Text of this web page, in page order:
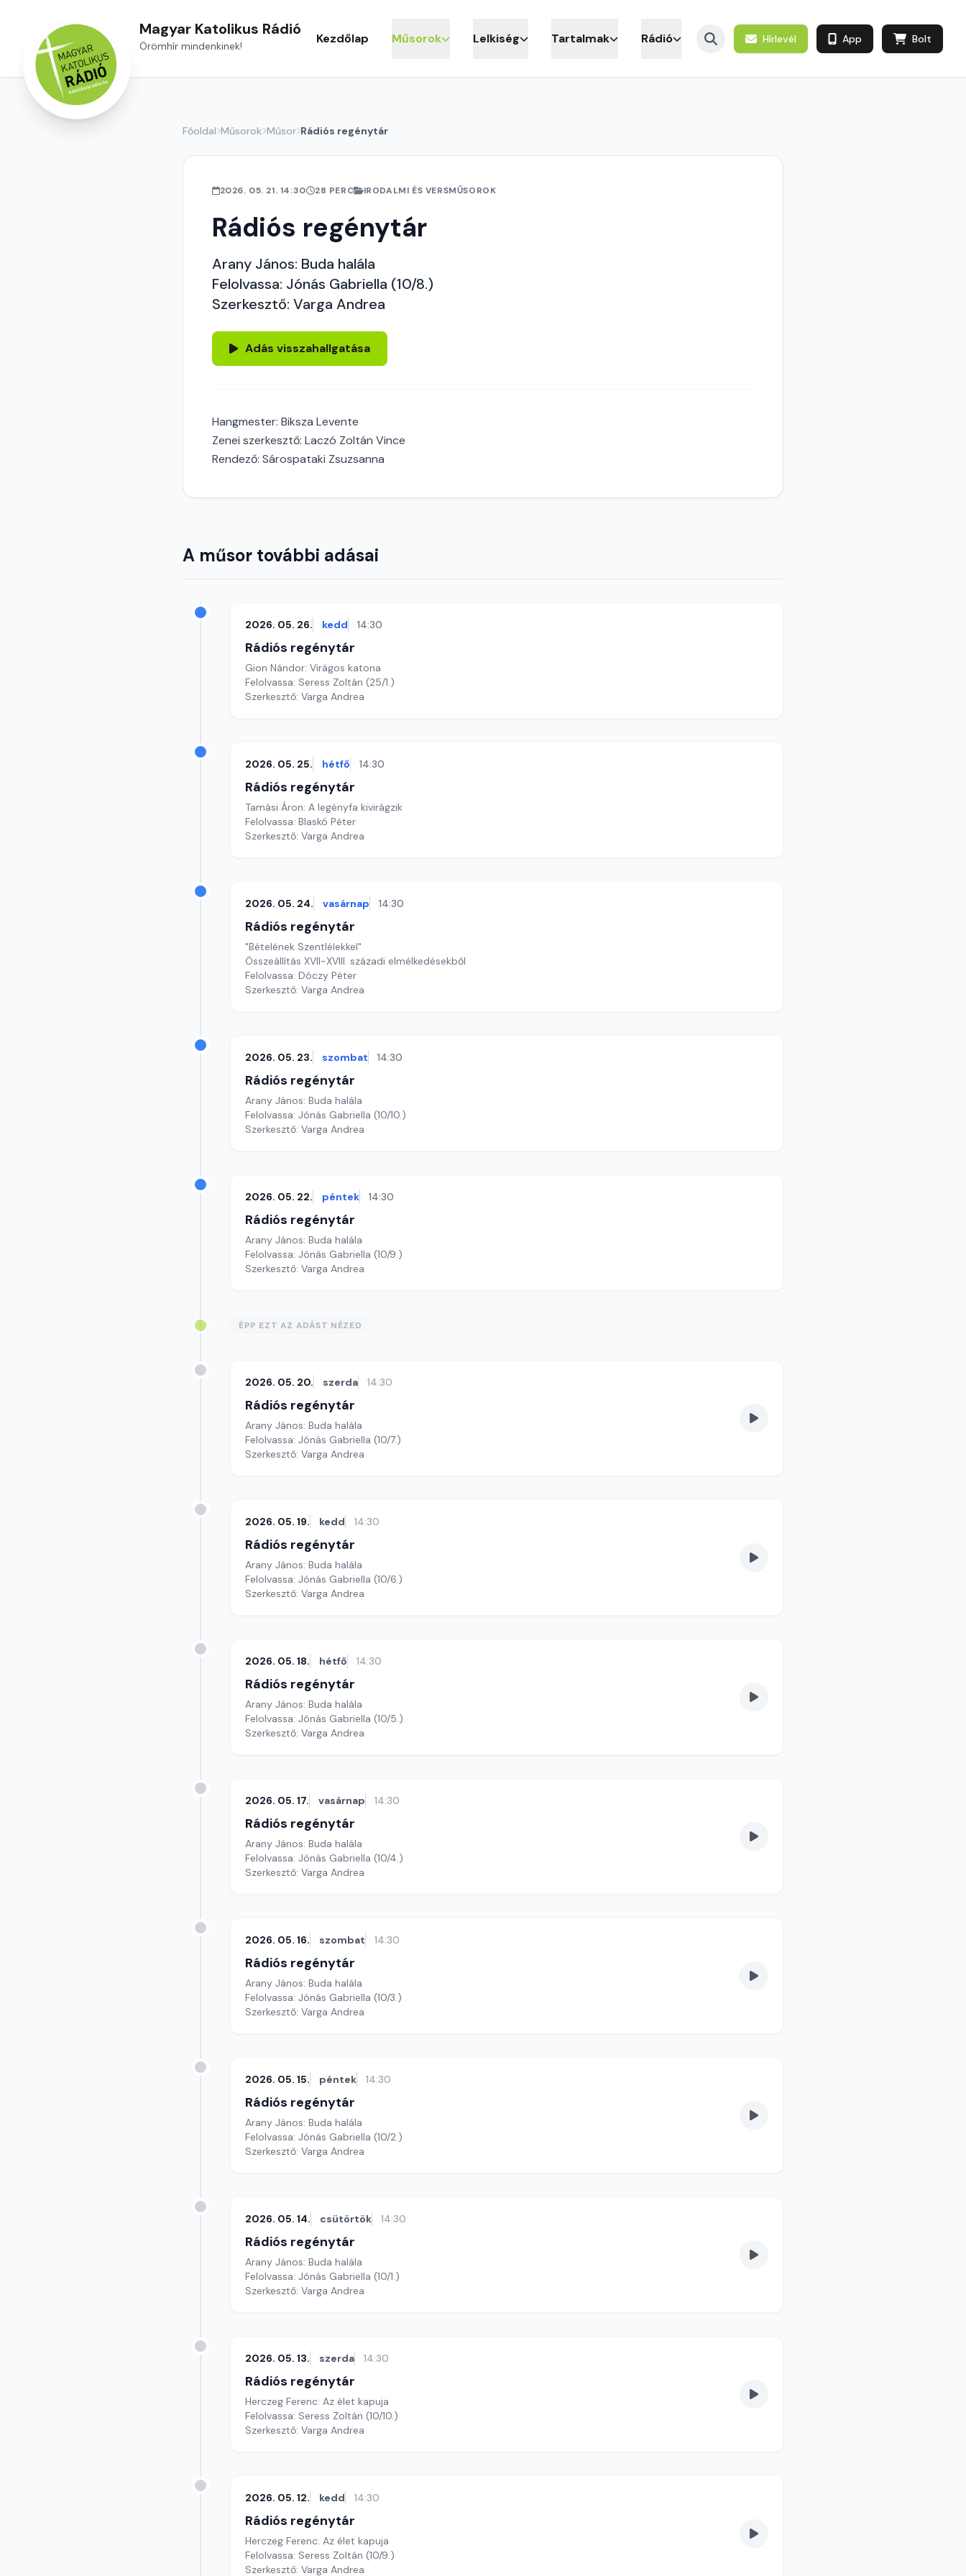
Magyar Katolikus Rádió
Örömhír mindenkinek! Kezdőlap Műsorok Lelkiség Tartalmak Rádió Hírlevél App Bolt
Főoldal Műsorok Műsor Rádiós regénytár
2026. 05. 21. 14:30 28 PERC IRODALMI ÉS VERSMŰSOROK
Rádiós regénytár
Arany János: Buda halála
Felolvassa: Jónás Gabriella (10/8.)
Szerkesztő: Varga Andrea
Adás visszahallgatása
Hangmester: Biksza Levente
Zenei szerkesztő: Laczó Zoltán Vince
Rendező: Sárospataki Zsuzsanna
A műsor további adásai
2026. 05. 26. kedd 14:30
Rádiós regénytár
Gion Nándor: Virágos katona
Felolvassa: Seress Zoltán (25/1.)
Szerkesztő: Varga Andrea
2026. 05. 25. hétfő 14:30
Rádiós regénytár
Tamási Áron: A legényfa kivirágzik
Felolvassa: Blaskó Péter
Szerkesztő: Varga Andrea
2026. 05. 24. vasárnap 14:30
Rádiós regénytár
"Bételének Szentlélekkel"
Összeállítás XVII-XVIII. századi elmélkedésekből
Felolvassa: Dóczy Péter
Szerkesztő: Varga Andrea
2026. 05. 23. szombat 14:30
Rádiós regénytár
Arany János: Buda halála
Felolvassa: Jónás Gabriella (10/10.)
Szerkesztő: Varga Andrea
2026. 05. 22. péntek 14:30
Rádiós regénytár
Arany János: Buda halála
Felolvassa: Jónás Gabriella (10/9.)
Szerkesztő: Varga Andrea
ÉPP EZT AZ ADÁST NÉZED
2026. 05. 20. szerda 14:30
Rádiós regénytár
Arany János: Buda halála
Felolvassa: Jónás Gabriella (10/7.)
Szerkesztő: Varga Andrea
2026. 05. 19. kedd 14:30
Rádiós regénytár
Arany János: Buda halála
Felolvassa: Jónás Gabriella (10/6.)
Szerkesztő: Varga Andrea
2026. 05. 18. hétfő 14:30
Rádiós regénytár
Arany János: Buda halála
Felolvassa: Jónás Gabriella (10/5.)
Szerkesztő: Varga Andrea
2026. 05. 17. vasárnap 14:30
Rádiós regénytár
Arany János: Buda halála
Felolvassa: Jónás Gabriella (10/4.)
Szerkesztő: Varga Andrea
2026. 05. 16. szombat 14:30
Rádiós regénytár
Arany János: Buda halála
Felolvassa: Jónás Gabriella (10/3.)
Szerkesztő: Varga Andrea
2026. 05. 15. péntek 14:30
Rádiós regénytár
Arany János: Buda halála
Felolvassa: Jónás Gabriella (10/2.)
Szerkesztő: Varga Andrea
2026. 05. 14. csütörtök 14:30
Rádiós regénytár
Arany János: Buda halála
Felolvassa: Jónás Gabriella (10/1.)
Szerkesztő: Varga Andrea
2026. 05. 13. szerda 14:30
Rádiós regénytár
Herczeg Ferenc: Az élet kapuja
Felolvassa: Seress Zoltán (10/10.)
Szerkesztő: Varga Andrea
2026. 05. 12. kedd 14:30
Rádiós regénytár
Herczeg Ferenc: Az élet kapuja
Felolvassa: Seress Zoltán (10/9.)
Szerkesztő: Varga Andrea